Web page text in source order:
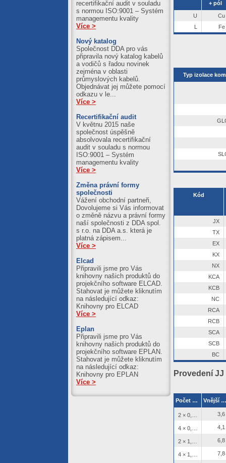
+ pól
U
Cu
L
Fe
Typ izolace
Kód
JX
TX
EX
KX
NX
KCA
KCB
NC
RCA
RCB
SCA
SCB
BC
Provedení JJ
Počet žil × průřez (průměr) jádra Vnější ø [mm]
3,6
4,1
6,8
7,8
recertifikační audit v souladu
s normou ISO:9001 – Systém
managementu kvality
Více >
Nový katalog
Společnost DDA pro vás
připravila nový katalog kabelů
a vodičů s řadou novinek
zejména v oblasti
průmyslových kabelů.
Objednávat jej můžete pomocí
odkazu v le...
Více >
Recertifikační audit
V květnu 2015 naše
společnost úspěšně
absolvovala recertifikační
audit v souladu s normou
ISO:9001 – Systém
managementu kvality
Více >
Změna právní formy
společnosti
Vážení obchodní partneři,
Dovolujeme si Vás informovat
o změně názvu a právní formy
naší společnosti z DDA spol.
s r.o. na DDA a.s. která je
platná zápisem...
Více >
Elcad
Připravili jsme pro Vás
knihovny našich produktů do
projekčního software ELCAD.
Stahovat je můžete kliknutím
na následující odkaz:
Knihovny pro ELCAD
Více >
Eplan
Připravili jsme pro Vás
knihovny našich produktů do
projekčního software EPLAN.
Stahovat je můžete kliknutím
na následující odkaz:
Knihovny pro EPLAN
Více >